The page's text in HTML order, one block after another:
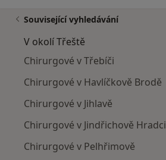
Související vyhledávání
V okolí Třeště
Chirurgové v Třebíči
Chirurgové v Havlíčkově Brodě
Chirurgové v Jihlavě
Chirurgové v Jindřichově Hradci
Chirurgové v Pelhřimově